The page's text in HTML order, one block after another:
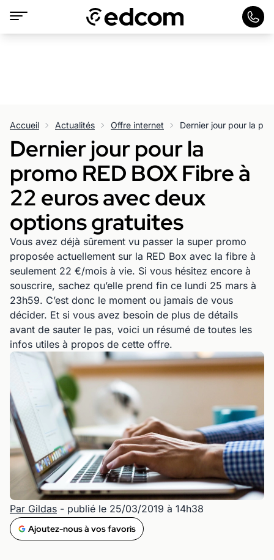
Accueil Actualités Offre internet
Dernier jour pour la
promo RED BOX Fibre à
22 euros avec deux
options gratuites
Vous avez déjà sûrement vu passer la super promo
proposée actuellement sur la RED Box avec la fibre à
seulement 22 €/mois à vie. Si vous hésitez encore à
souscrire, sachez qu’elle prend fin ce lundi 25 mars à
23h59. C’est donc le moment ou jamais de vous
décider. Et si vous avez besoin de plus de détails
avant de sauter le pas, voici un résumé de toutes les
infos utiles à propos de cette offre.
Par Gildas - publié le 25/03/2019 à 14h38
Ajoutez-nous à vos favoris